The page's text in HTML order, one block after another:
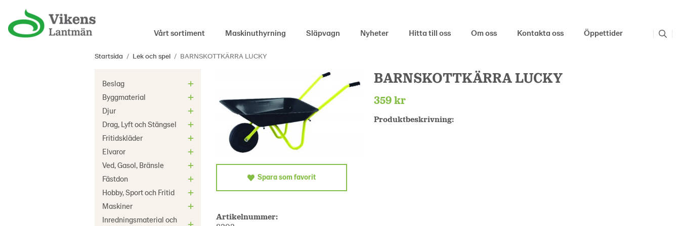
Vårt sortiment Maskinuthyrning Släpvagn Nyheter Hitta till oss Om oss Kontakta oss Öppettider
Startsida / Lek och spel / BARNSKOTTKÄRRA LUCKY
Beslag
Byggmaterial
Djur
Drag, Lyft och Stängsel
Fritidskläder
Elvaror
Ved, Gasol, Bränsle
Fästdon
Hobby, Sport och Fritid
Maskiner
Inredningsmaterial och
BARNSKOTTKÄRRA LUCKY
359 kr
Produktbeskrivning:
Spara som favorit
Artikelnummer: